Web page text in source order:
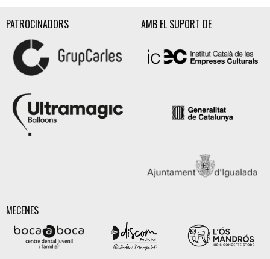
PATROCINADORS AMB EL SUPORT DE
MECENES